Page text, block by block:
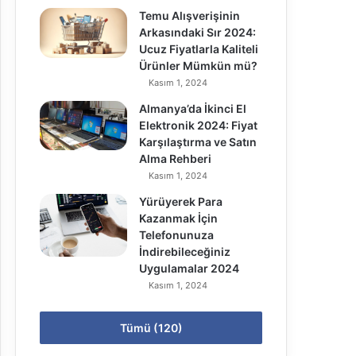
Temu Alışverişinin
Arkasındaki Sır 2024:
Ucuz Fiyatlarla Kaliteli
Ürünler Mümkün mü?
Kasım 1, 2024
Almanya’da İkinci El
Elektronik 2024: Fiyat
Karşılaştırma ve Satın
Alma Rehberi
Kasım 1, 2024
Yürüyerek Para
Kazanmak İçin
Telefonunuza
İndirebileceğiniz
Uygulamalar 2024
Kasım 1, 2024
Tümü (120)